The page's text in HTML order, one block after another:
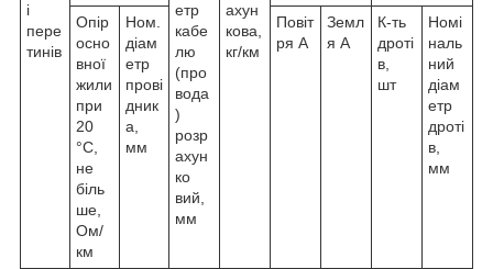
і
пере
тинів
етр
кабе
лю
(про
вода
)
розр
ахун
ко
вий,
мм
ахун
кова,
кг/км
Опір
осно
вної
жили
при
20
°C,
не
біль
ше,
Ом/
км
Ном.
діам
етр
прові
дник
а,
мм
Повіт
ря А
Земл
я А
К-ть
дроті
в,
шт
Номі
наль
ний
діам
етр
дроті
в,
мм